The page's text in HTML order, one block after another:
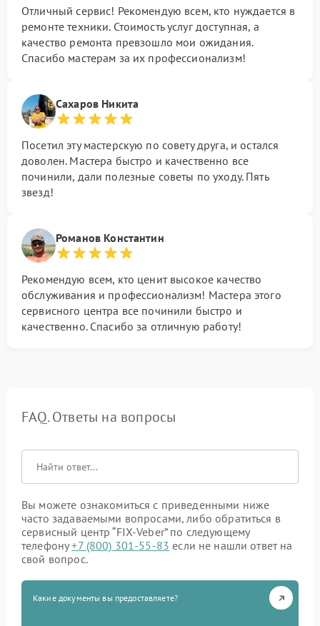
Отличный сервис! Рекомендую всем, кто нуждается в
ремонте техники. Стоимость услуг доступная, а
качество ремонта превзошло мои ожидания.
Спасибо мастерам за их профессионализм!
Сахаров Никита
Посетил эту мастерскую по совету друга, и остался
доволен. Мастера быстро и качественно все
починили, дали полезные советы по уходу. Пять
звезд!
Романов Константин
Рекомендую всем, кто ценит высокое качество
обслуживания и профессионализм! Мастера этого
сервисного центра все починили быстро и
качественно. Спасибо за отличную работу!
FAQ. Ответы на вопросы
Вы можете ознакомиться с приведенными ниже
часто задаваемыми вопросами, либо обратиться в
сервисный центр “FIX-Veber” по следующему
телефону+7 (800) 301-55-83 если не нашли ответ на
свой вопрос.
Какие документы вы предоставляете?